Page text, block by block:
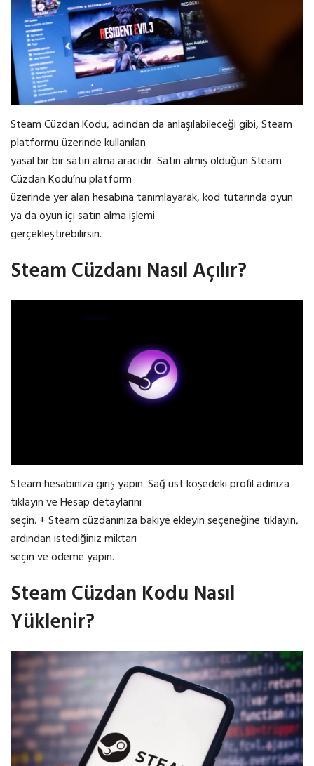
Steam Cüzdan Kodu, adından da anlaşılabileceği gibi, Steam
platformu üzerinde kullanılan
yasal bir bir satın alma aracıdır. Satın almış olduğun Steam
Cüzdan Kodu’nu platform
üzerinde yer alan hesabına tanımlayarak, kod tutarında oyun
ya da oyun içi satın alma işlemi
gerçekleştirebilirsin.
Steam Cüzdanı Nasıl Açılır?
Steam hesabınıza giriş yapın. Sağ üst köşedeki profil adınıza
tıklayın ve Hesap detaylarını
seçin. + Steam cüzdanınıza bakiye ekleyin seçeneğine tıklayın,
ardından istediğiniz miktarı
seçin ve ödeme yapın.
Steam Cüzdan Kodu Nasıl
Yüklenir?